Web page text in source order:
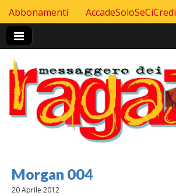
Header Top menu
Skip to content
Abbonamenti AccadeSoloSeCiCredi
Morgan 004
20 Aprile 2012